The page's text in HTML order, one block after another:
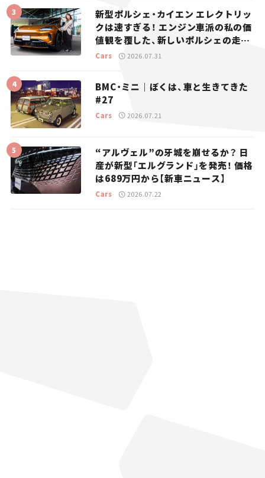
新型ポルシェ・カイエン エレクトリッ
クは速すぎる！ エンジン車派の私の価
値観を覆した、新しいポルシェの走
り。
Cars 2026.07.31
BMC・ミニ｜ぼくは、車と生きてきた
#27
Cars 2026.07.21
“アルヴェル”の牙城を崩せるか？ 日
産が新型「エルグランド」を発売！ 価格
は689万円から【新車ニュース】
Cars 2026.07.22